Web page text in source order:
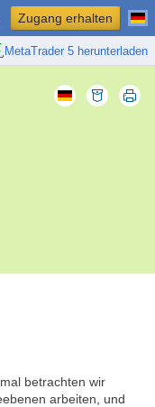
MetaTrader 5 herunterladen
Zugang erhalten
betrachten wir
arbeiten, und